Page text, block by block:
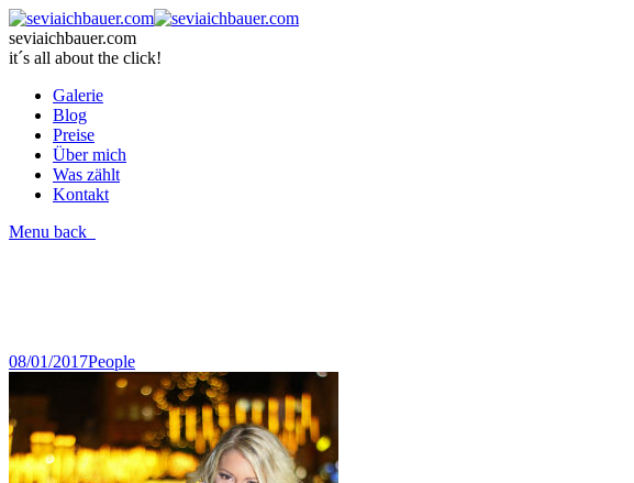
seviaichbauer.com
it´s all about the click!
Galerie
Blog
Preise
Über mich
Was zählt
Kontakt
Menu back
08/01/2017People